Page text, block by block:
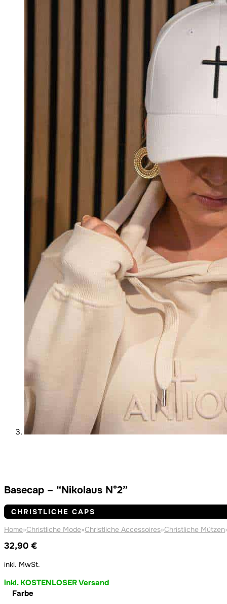
Basecap – “Nikolaus N°2”
CHRISTLICHE CAPS
Home»Christliche Mode»Christliche Accessoires»Christliche Mützen
32,90 €
inkl. MwSt.
inkl. KOSTENLOSER Versand
Farbe